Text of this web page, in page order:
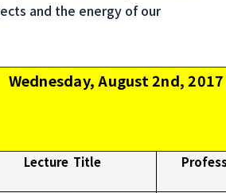
and the energy of our
Wednesday, August 2nd, 2017
Lecture Title